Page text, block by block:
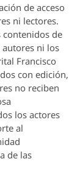
de acceso
ni lectores.
contenidos de
ni los
Francisco
con edición,
no reciben
los actores
al
de las